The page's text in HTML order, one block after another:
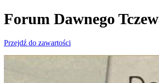
Forum Dawnego
Przejdź do zawartości